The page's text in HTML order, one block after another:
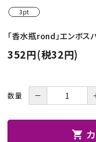
ガイドライン
3pt
「香水瓶rond」エンボス
352円(税32円)
数量 －
shopping_cart